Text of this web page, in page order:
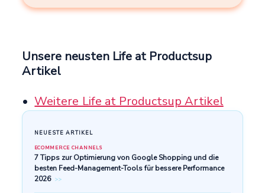
Unsere neusten Life at Productsup
Artikel
Weitere Life at Productsup Artikel